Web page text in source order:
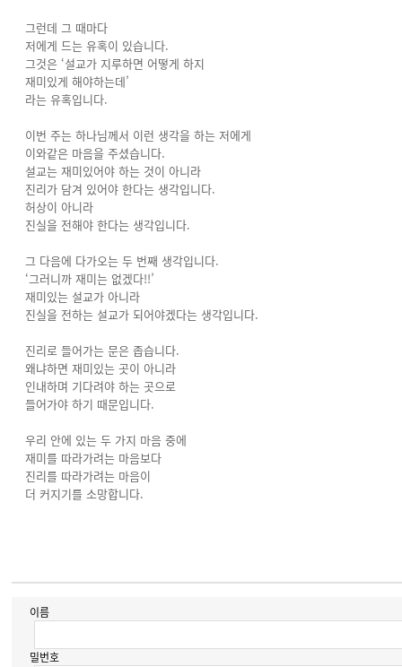
그런데 그 때마다
저에게 드는 유혹이 있습니다.
그것은 ‘설교가 지루하면 어떻게 하지
재미있게 해야하는데’
라는 유혹입니다.
이번 주는 하나님께서 이런 생각을 하는 저에게
이와같은 마음을 주셨습니다.
설교는 재미있어야 하는 것이 아니라
진리가 담겨 있어야 한다는 생각입니다.
허상이 아니라
진실을 전해야 한다는 생각입니다.
그 다음에 다가오는 두 번째 생각입니다.
‘그러니까 재미는 없겠다!!’
재미있는 설교가 아니라
진실을 전하는 설교가 되어야겠다는 생각입니다.
진리로 들어가는 문은 좁습니다.
왜냐하면 재미있는 곳이 아니라
인내하며 기다려야 하는 곳으로
들어가야 하기 때문입니다.
우리 안에 있는 두 가지 마음 중에
재미를 따라가려는 마음보다
진리를 따라가려는 마음이
더 커지기를 소망합니다.
이름
밀번호